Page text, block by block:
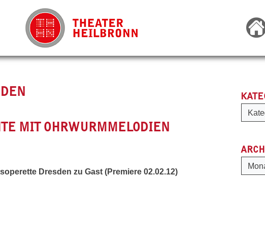
MIT OHRWURMMELODIEN
Dresden zu Gast (Premiere 02.02.12)
Archiv